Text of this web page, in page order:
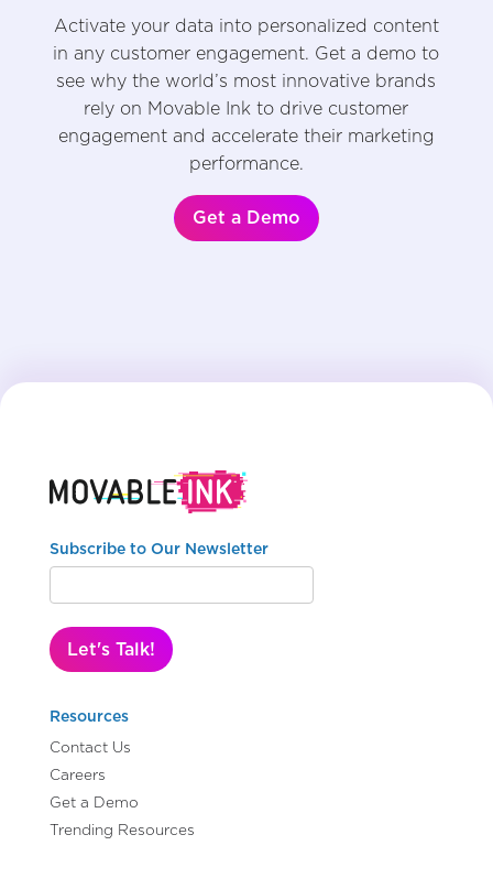
Activate your data into personalized content
in any customer engagement. Get a demo to
see why the world’s most innovative brands
rely on Movable Ink to drive customer
engagement and accelerate their marketing
performance.
Get a Demo
Subscribe to Our Newsletter
Let's Talk!
Resources
Contact Us
Careers
Get a Demo
Trending Resources